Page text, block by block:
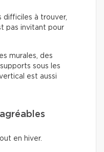
difficiles à trouver,
pas invitant pour
murales, des
sous les
est aussi
en hiver.